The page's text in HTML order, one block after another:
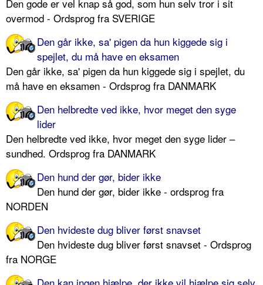
Den gode er vel knap så god, som hun selv tror i sit
overmod - Ordsprog fra SVERIGE
Den går ikke, sa' pigen da hun kiggede sig i
spejlet, du må have en eksamen
Den går ikke, sa' pigen da hun kiggede sig i spejlet, du
må have en eksamen - Ordsprog fra DANMARK
Den helbredte ved ikke, hvor meget den syge
lider
Den helbredte ved ikke, hvor meget den syge lider –
sundhed. Ordsprog fra DANMARK
Den hund der gør, bider ikke
Den hund der gør, bider ikke - ordsprog fra
NORDEN
Den hvideste dug bliver først snavset
Den hvideste dug bliver først snavset - Ordsprog
fra NORGE